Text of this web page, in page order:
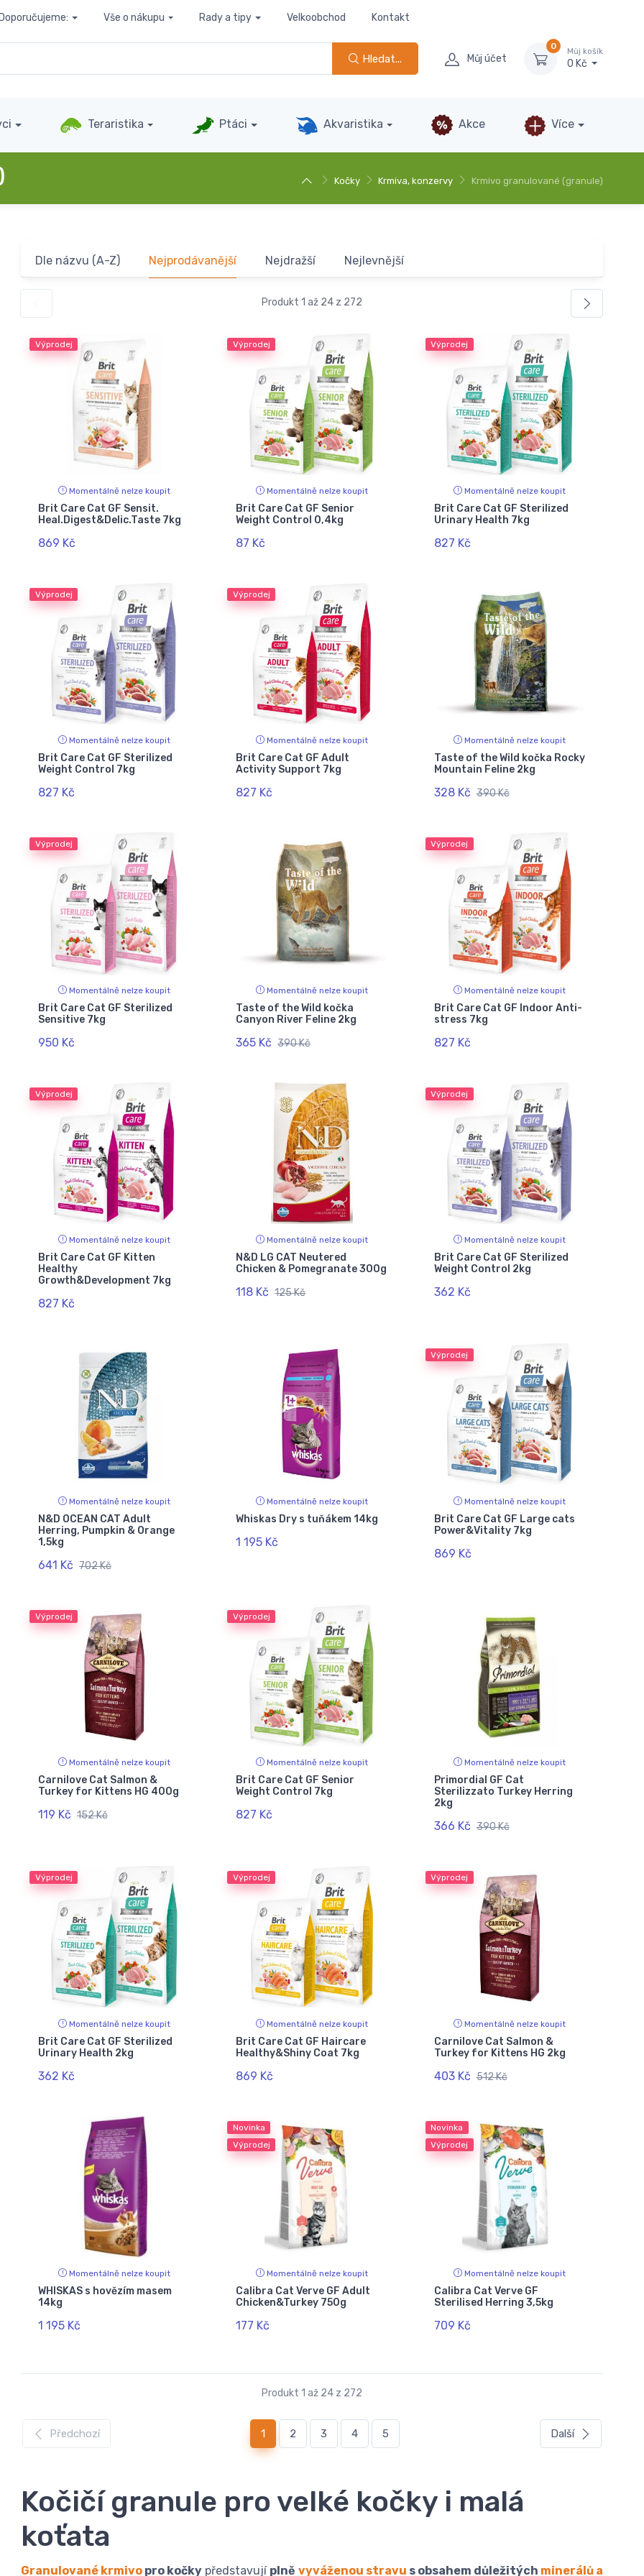
Doporučujeme: Vše o nákupu Rady a tipy Velkoobchod Kontakt
Hledat... Můj účet
0
Můj košík
0 Kč
Teraristika Ptáci Akvaristika Akce Více
Kočky Krmiva, konzervy Krmivo granulované (granule)
Dle názvu (A-Z) Nejprodávanější Nejdražší Nejlevnější
Produkt 1 až 24 z 272
Výprodej
Momentálně nelze koupit
Brit Care Cat GF Sensit.
Heal.Digest&Delic.Taste 7kg
869 Kč
Výprodej
Momentálně nelze koupit
Brit Care Cat GF Senior
Weight Control 0,4kg
87 Kč
Výprodej
Momentálně nelze koupit
Brit Care Cat GF Sterilized
Urinary Health 7kg
827 Kč
Výprodej
Momentálně nelze koupit
Brit Care Cat GF Sterilized
Weight Control 7kg
827 Kč
Výprodej
Momentálně nelze koupit
Brit Care Cat GF Adult
Activity Support 7kg
827 Kč
Momentálně nelze koupit
Taste of the Wild kočka Rocky
Mountain Feline 2kg
328 Kč 390 Kč
Výprodej
Momentálně nelze koupit
Brit Care Cat GF Sterilized
Sensitive 7kg
950 Kč
Momentálně nelze koupit
Taste of the Wild kočka
Canyon River Feline 2kg
365 Kč 390 Kč
Výprodej
Momentálně nelze koupit
Brit Care Cat GF Indoor Anti-
stress 7kg
827 Kč
Výprodej
Momentálně nelze koupit
Brit Care Cat GF Kitten
Healthy
Growth&Development 7kg
827 Kč
Momentálně nelze koupit
N&D LG CAT Neutered
Chicken & Pomegranate 300g
118 Kč 125 Kč
Výprodej
Momentálně nelze koupit
Brit Care Cat GF Sterilized
Weight Control 2kg
362 Kč
Momentálně nelze koupit
N&D OCEAN CAT Adult
Herring, Pumpkin & Orange
1,5kg
641 Kč 702 Kč
Momentálně nelze koupit
Whiskas Dry s tuňákem 14kg
1 195 Kč
Výprodej
Momentálně nelze koupit
Brit Care Cat GF Large cats
Power&Vitality 7kg
869 Kč
Výprodej
Momentálně nelze koupit
Carnilove Cat Salmon &
Turkey for Kittens HG 400g
119 Kč 152 Kč
Výprodej
Momentálně nelze koupit
Brit Care Cat GF Senior
Weight Control 7kg
827 Kč
Momentálně nelze koupit
Primordial GF Cat
Sterilizzato Turkey Herring
2kg
366 Kč 390 Kč
Výprodej
Momentálně nelze koupit
Brit Care Cat GF Sterilized
Urinary Health 2kg
362 Kč
Výprodej
Momentálně nelze koupit
Brit Care Cat GF Haircare
Healthy&Shiny Coat 7kg
869 Kč
Výprodej
Momentálně nelze koupit
Carnilove Cat Salmon &
Turkey for Kittens HG 2kg
403 Kč 512 Kč
Momentálně nelze koupit
WHISKAS s hovězím masem
14kg
1 195 Kč
Novinka
Výprodej
Momentálně nelze koupit
Calibra Cat Verve GF Adult
Chicken&Turkey 750g
177 Kč
Novinka
Výprodej
Momentálně nelze koupit
Calibra Cat Verve GF
Sterilised Herring 3,5kg
709 Kč
Produkt 1 až 24 z 272
Předchozí 1(current)
2 3 4 5 Další
Kočičí granule pro velké kočky i malá
koťata
Granulované krmivo pro kočky představují plně vyváženou stravu s obsahem důležitých minerálů a